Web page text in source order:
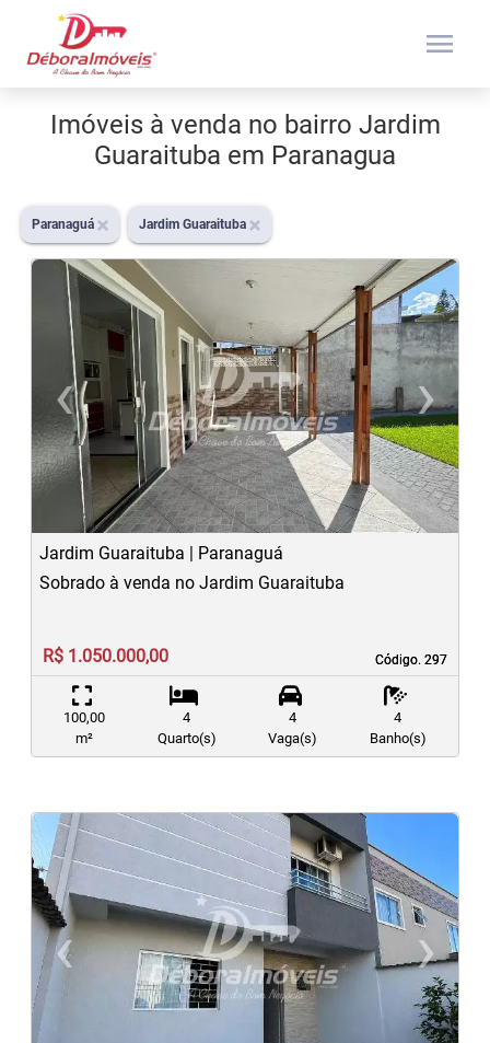
menu
Imóveis à venda no bairro Jardim
Guaraituba em Paranagua
Paranaguá Jardim Guaraituba
‹
Previous
›
Jardim Guaraituba | Paranaguá
Código. 297
Código. 297
Sobrado à venda no Jardim Guaraituba
R$ 1.050.000,00
100,00
m²
4
Quarto(s)
4
Vaga(s)
4
Banho(s)
‹
Previous
›